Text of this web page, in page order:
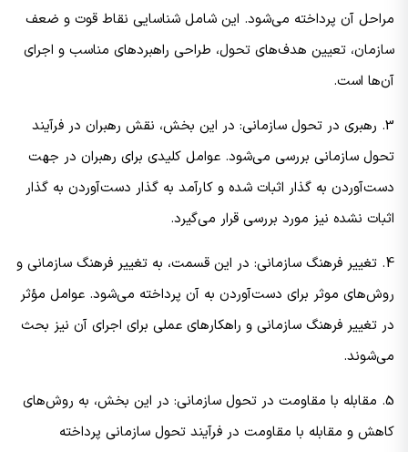
مراحل آن پرداخته می‌شود. این شامل شناسایی نقاط قوت و ضعف
سازمان، تعیین هدف‌های تحول، طراحی راهبردهای مناسب و اجرای
آن‌ها است.
3. رهبری در تحول سازمانی: در این بخش، نقش رهبران در فرآیند
تحول سازمانی بررسی می‌شود. عوامل کلیدی برای رهبران در جهت
دست‌آوردن به گذار اثبات شده و کارآمد به گذار دست‌آوردن به گذار
اثبات نشده نیز مورد بررسی قرار می‌گیرد.
4. تغییر فرهنگ سازمانی: در این قسمت، به تغییر فرهنگ سازمانی و
روش‌های موثر برای دست‌آوردن به آن پرداخته می‌شود. عوامل مؤثر
در تغییر فرهنگ سازمانی و راهکارهای عملی برای اجرای آن نیز بحث
می‌شوند.
5. مقابله با مقاومت در تحول سازمانی: در این بخش، به روش‌های
کاهش و مقابله با مقاومت در فرآیند تحول سازمانی پرداخته